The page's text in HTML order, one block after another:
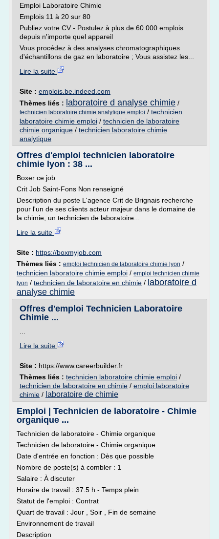
Emploi Laboratoire Chimie
Emplois 11 à 20 sur 80
Publiez votre CV - Postulez à plus de 60 000 emplois
depuis n'importe quel appareil
Vous procédez à des analyses chromatographiques
d'échantillons de gaz en laboratoire ; Vous assistez les...
Lire la suite
Site : emplois.be.indeed.com
Thèmes liés : laboratoire d analyse chimie /
technicien laboratoire chimie analytique emploi / technicien
laboratoire chimie emploi / technicien de laboratoire
chimie organique / technicien laboratoire chimie
analytique
Offres d'emploi technicien laboratoire
chimie lyon : 38 ...
Boxer ce job
Crit Job Saint-Fons Non renseigné
Description du poste L'agence Crit de Brignais recherche
pour l'un de ses clients acteur majeur dans le domaine de
la chimie, un technicien de laboratoire...
Lire la suite
Site : https://boxmyjob.com
Thèmes liés : emploi technicien de laboratoire chimie lyon /
technicien laboratoire chimie emploi / emploi technicien chimie
lyon / technicien de laboratoire en chimie / laboratoire d
analyse chimie
Offres d'emploi Technicien Laboratoire
Chimie ...
Lire la suite
Site : https://www.careerbuilder.fr
Thèmes liés : technicien laboratoire chimie emploi /
technicien de laboratoire en chimie / emploi laboratoire
chimie / laboratoire de chimie
Emploi | Technicien de laboratoire - Chimie
organique ...
Technicien de laboratoire - Chimie organique
Technicien de laboratoire - Chimie organique
Date d'entrée en fonction : Dès que possible
Nombre de poste(s) à combler : 1
Salaire : À discuter
Horaire de travail : 37.5 h - Temps plein
Statut de l'emploi : Contrat
Quart de travail : Jour , Soir , Fin de semaine
Environnement de travail
Description